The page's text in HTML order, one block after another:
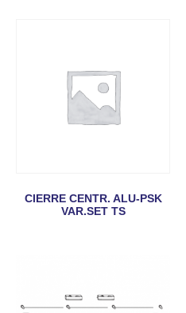
CIERRE CENTR. ALU-PSK
VAR.SET TS